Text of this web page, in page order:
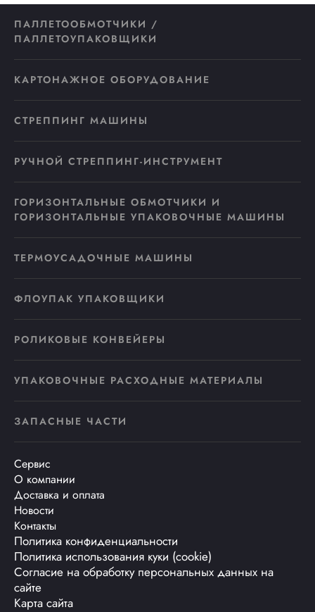
ПАЛЛЕТООБМОТЧИКИ /
ПАЛЛЕТОУПАКОВЩИКИ
КАРТОНАЖНОЕ ОБОРУДОВАНИЕ
СТРЕППИНГ МАШИНЫ
РУЧНОЙ СТРЕППИНГ-ИНСТРУМЕНТ
ГОРИЗОНТАЛЬНЫЕ ОБМОТЧИКИ И
ГОРИЗОНТАЛЬНЫЕ УПАКОВОЧНЫЕ МАШИНЫ
ТЕРМОУСАДОЧНЫЕ МАШИНЫ
ФЛОУПАК УПАКОВЩИКИ
РОЛИКОВЫЕ КОНВЕЙЕРЫ
УПАКОВОЧНЫЕ РАСХОДНЫЕ МАТЕРИАЛЫ
ЗАПАСНЫЕ ЧАСТИ
Сервис
О компании
Доставка и оплата
Новости
Контакты
Политика конфиденциальности
Политика использования куки (cookie)
Согласие на обработку персональных данных на
сайте
Карта сайта